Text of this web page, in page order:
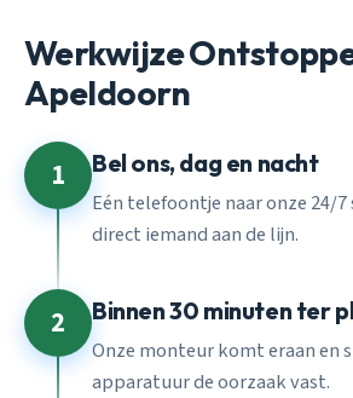
Werkwijze
Apeldoorn
1 Bel ons, dag en nacht
Eén telefoontje naar onze 24/
direct iemand aan de lijn.
2 Binnen 30 minuten ter
Onze monteur komt eraan en
apparatuur de oorzaak vast.